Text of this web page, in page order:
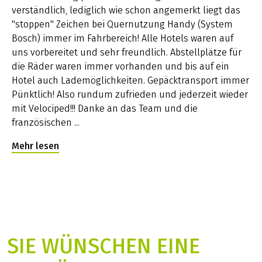
Colmar auf flachen Strecken, in den Weinbergen leicht
hügelig. Sie radeln meist auf verkehrsfreien
asphaltierten beschilderten Radwegen. Kleinere
Abschnitte des Radweges sind unbefestigt und auf
schwach befahrenen Nebenstraßen. Die Etappen an
Tag 5 und 6 sind leicht hügelig.
Verfügbare Leihräder
Zur Auswahl stehen Ihnen Damen- und Herren-
Fahrräder mit 21-Gang-Kettenschaltung und Freilauf
sowie Elektroräder.
Ihre Gastgeber
Hôtel Le Parc
Colmar:Les Têtes oder L’Esquisse
verständlich, lediglich wie schon angemerkt liegt das
"stoppen" Zeichen bei Quernutzung Handy (System
Bosch) immer im Fahrbereich! Alle Hotels waren auf
uns vorbereitet und sehr freundlich. Abstellplätze für
die Räder waren immer vorhanden und bis auf ein
Hotel auch Lademöglichkeiten. Gepäcktransport immer
Pünktlich! Also rundum zufrieden und jederzeit wieder
mit Velociped!!! Danke an das Team und die
französischen ...
Mehr lesen
SIE WÜNSCHEN EINE